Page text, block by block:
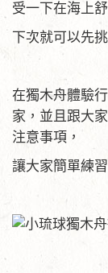
受一下在海上
下次就可以先
在獨木舟體驗
家，並且跟大
注意事項，
讓大家簡單練